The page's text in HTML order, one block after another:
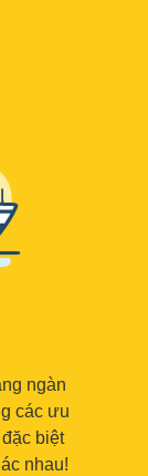
ngàn
các ưu
biệt
nhau!